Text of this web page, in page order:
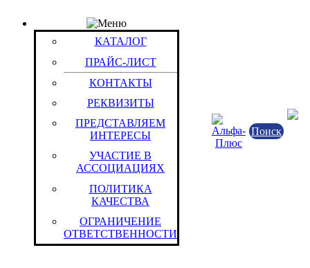
КАТАЛОГ
ПРАЙС-ЛИСТ
КОНТАКТЫ
РЕКВИЗИТЫ
ПРЕДСТАВЛЯЕМ
ИНТЕРЕСЫ
УЧАСТИЕ В
АССОЦИАЦИЯХ
ПОЛИТИКА
КАЧЕСТВА
ОГРАНИЧЕНИЕ
ОТВЕТСТВЕННОСТИ
Поиск
Товар: Эл.пит.Duracell LR 03 (MN 2400) SIMPLY
отрывной
Код товара: 14629
Китайская Народная Республика
Штука (ОКЕИ:796)